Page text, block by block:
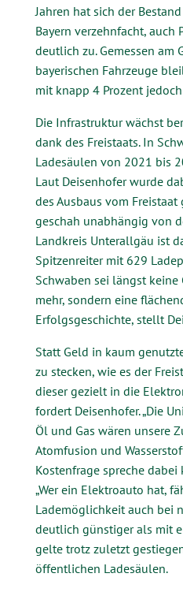
Jahren hat sich der
Bayern verzehnfacht,
deutlich zu. Gemessen am
bayerischen Fahrzeuge
mit knapp 4 Prozent
Die Infrastruktur wächst
dank des Freistaats. In
Ladesäulen von 2021 bis
Laut Deisenhofer wurde
des Ausbaus vom
geschah unabhängig von
Landkreis Unterallgäu ist
Spitzenreiter mit 629
Schwaben sei längst
mehr, sondern eine
Erfolgsgeschichte, stellt
Statt Geld in kaum
zu stecken, wie es der
dieser gezielt in die
fordert Deisenhofer. „Die
Öl und Gas wären unsere
Atomfusion und
Kostenfrage spreche
„Wer ein Elektroauto hat,
Lademöglichkeit auch bei
deutlich günstiger als mit
gelte trotz zuletzt
öffentlichen Ladesäulen.